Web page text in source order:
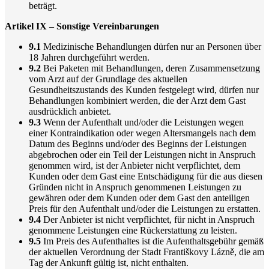
beträgt.
Artikel IX – Sonstige Vereinbarungen
9.1 Medizinische Behandlungen dürfen nur an Personen über
18 Jahren durchgeführt werden.
9.2 Bei Paketen mit Behandlungen, deren Zusammensetzung
vom Arzt auf der Grundlage des aktuellen
Gesundheitszustands des Kunden festgelegt wird, dürfen nur
Behandlungen kombiniert werden, die der Arzt dem Gast
ausdrücklich anbietet.
9.3 Wenn der Aufenthalt und/oder die Leistungen wegen
einer Kontraindikation oder wegen Altersmangels nach dem
Datum des Beginns und/oder des Beginns der Leistungen
abgebrochen oder ein Teil der Leistungen nicht in Anspruch
genommen wird, ist der Anbieter nicht verpflichtet, dem
Kunden oder dem Gast eine Entschädigung für die aus diesen
Gründen nicht in Anspruch genommenen Leistungen zu
gewähren oder dem Kunden oder dem Gast den anteiligen
Preis für den Aufenthalt und/oder die Leistungen zu erstatten.
9.4 Der Anbieter ist nicht verpflichtet, für nicht in Anspruch
genommene Leistungen eine Rückerstattung zu leisten.
9.5 Im Preis des Aufenthaltes ist die Aufenthaltsgebühr gemäß
der aktuellen Verordnung der Stadt Františkovy Lázně, die am
Tag der Ankunft gültig ist, nicht enthalten.